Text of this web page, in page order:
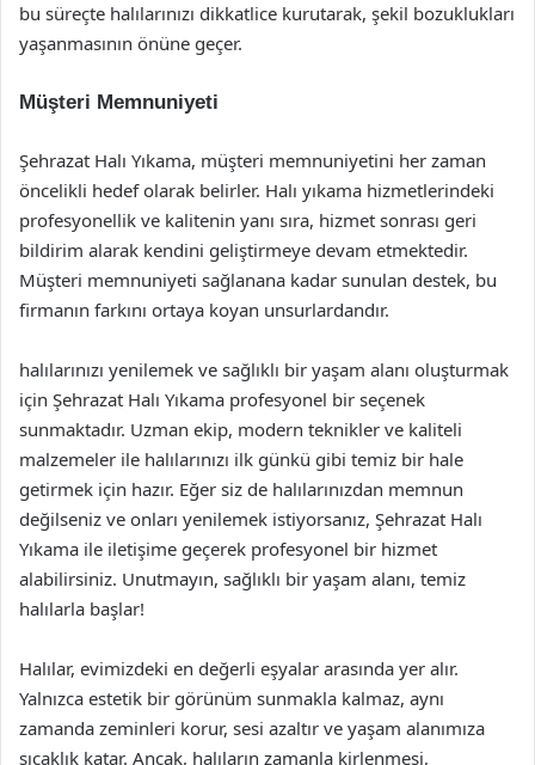
bu süreçte halılarınızı dikkatlice kurutarak, şekil bozuklukları
yaşanmasının önüne geçer.
Müşteri Memnuniyeti
Şehrazat Halı Yıkama, müşteri memnuniyetini her zaman
öncelikli hedef olarak belirler. Halı yıkama hizmetlerindeki
profesyonellik ve kalitenin yanı sıra, hizmet sonrası geri
bildirim alarak kendini geliştirmeye devam etmektedir.
Müşteri memnuniyeti sağlanana kadar sunulan destek, bu
firmanın farkını ortaya koyan unsurlardandır.
halılarınızı yenilemek ve sağlıklı bir yaşam alanı oluşturmak
için Şehrazat Halı Yıkama profesyonel bir seçenek
sunmaktadır. Uzman ekip, modern teknikler ve kaliteli
malzemeler ile halılarınızı ilk günkü gibi temiz bir hale
getirmek için hazır. Eğer siz de halılarınızdan memnun
değilseniz ve onları yenilemek istiyorsanız, Şehrazat Halı
Yıkama ile iletişime geçerek profesyonel bir hizmet
alabilirsiniz. Unutmayın, sağlıklı bir yaşam alanı, temiz
halılarla başlar!
Halılar, evimizdeki en değerli eşyalar arasında yer alır.
Yalnızca estetik bir görünüm sunmakla kalmaz, aynı
zamanda zeminleri korur, sesi azaltır ve yaşam alanımıza
sıcaklık katar. Ancak, halıların zamanla kirlenmesi,